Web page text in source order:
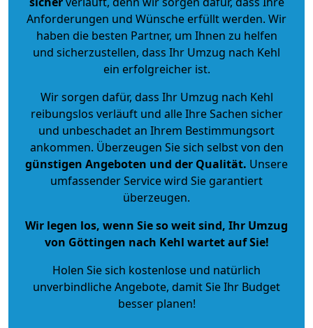
Anforderungen und Wünsche erfüllt werden. Wir
haben die besten Partner, um Ihnen zu helfen
und sicherzustellen, dass Ihr Umzug nach Kehl
ein erfolgreicher ist.
Wir sorgen dafür, dass Ihr Umzug nach Kehl
reibungslos verläuft und alle Ihre Sachen sicher
und unbeschadet an Ihrem Bestimmungsort
ankommen. Überzeugen Sie sich selbst von den
günstigen Angeboten und der Qualität. Unsere
umfassender Service wird Sie garantiert
überzeugen.
Wir legen los, wenn Sie so weit sind, Ihr Umzug
von Göttingen nach Kehl wartet auf Sie!
Holen Sie sich kostenlose und natürlich
unverbindliche Angebote, damit Sie Ihr Budget
besser planen!